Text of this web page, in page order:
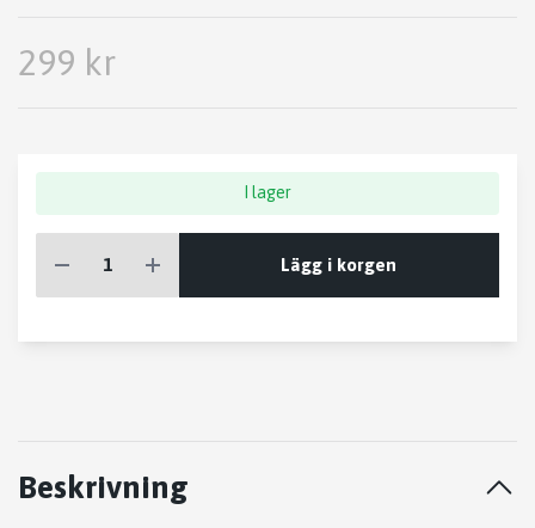
299 kr
I lager
Lägg i korgen
Beskrivning